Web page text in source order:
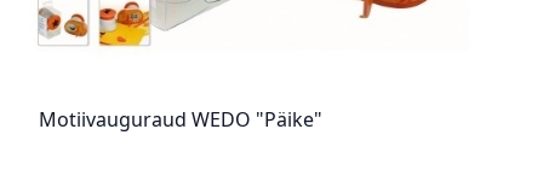
Motiivauguraud WEDO "Päike"